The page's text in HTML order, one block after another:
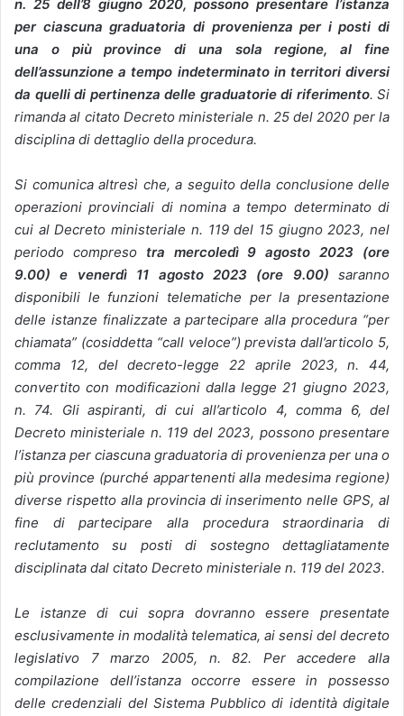
n. 25 dell’8 giugno 2020, possono presentare l’istanza
per ciascuna graduatoria di provenienza per i posti di
una o più province di una sola regione, al fine
dell’assunzione a tempo indeterminato in territori diversi
da quelli di pertinenza delle graduatorie di riferimento. Si
rimanda al citato Decreto ministeriale n. 25 del 2020 per la
disciplina di dettaglio della procedura.
Si comunica altresì che, a seguito della conclusione delle
operazioni provinciali di nomina a tempo determinato di
cui al Decreto ministeriale n. 119 del 15 giugno 2023, nel
periodo compreso tra mercoledì 9 agosto 2023 (ore
9.00) e venerdì 11 agosto 2023 (ore 9.00) saranno
disponibili le funzioni telematiche per la presentazione
delle istanze finalizzate a partecipare alla procedura “per
chiamata” (cosiddetta “call veloce”) prevista dall’articolo 5,
comma 12, del decreto-legge 22 aprile 2023, n. 44,
convertito con modificazioni dalla legge 21 giugno 2023,
n. 74. Gli aspiranti, di cui all’articolo 4, comma 6, del
Decreto ministeriale n. 119 del 2023, possono presentare
l’istanza per ciascuna graduatoria di provenienza per una o
più province (purché appartenenti alla medesima regione)
diverse rispetto alla provincia di inserimento nelle GPS, al
fine di partecipare alla procedura straordinaria di
reclutamento su posti di sostegno dettagliatamente
disciplinata dal citato Decreto ministeriale n. 119 del 2023.
Le istanze di cui sopra dovranno essere presentate
esclusivamente in modalità telematica, ai sensi del decreto
legislativo 7 marzo 2005, n. 82. Per accedere alla
compilazione dell’istanza occorre essere in possesso
delle credenziali del Sistema Pubblico di identità digitale